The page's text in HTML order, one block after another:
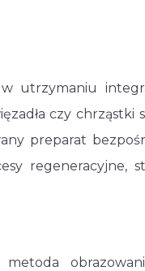
utrzymaniu
czy chrząstki
preparat
regeneracyjne,